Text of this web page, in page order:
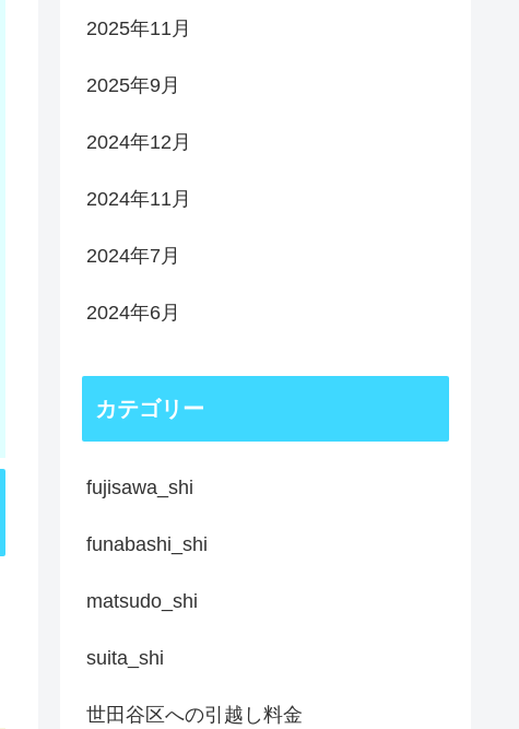
2025年11月
2025年9月
2024年12月
2024年11月
2024年7月
2024年6月
カテゴリー
fujisawa_shi
funabashi_shi
matsudo_shi
suita_shi
世田谷区への引越し料金